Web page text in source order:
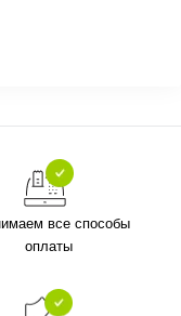
все способы
оплаты